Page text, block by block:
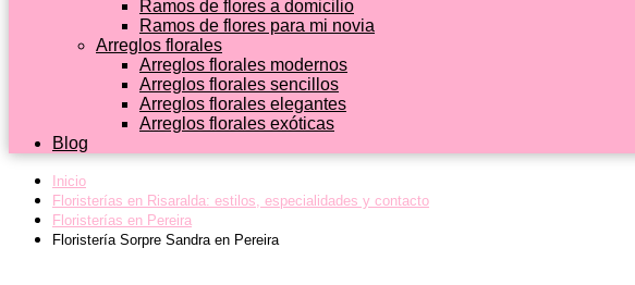
Ramos de flores a domicilio
Ramos de flores para mi novia
Arreglos florales
Arreglos florales modernos
Arreglos florales sencillos
Arreglos florales elegantes
Arreglos florales exóticas
Blog
Inicio
Floristerías en Risaralda: estilos, especialidades y contacto
Floristerías en Pereira
Floristería Sorpre Sandra en Pereira